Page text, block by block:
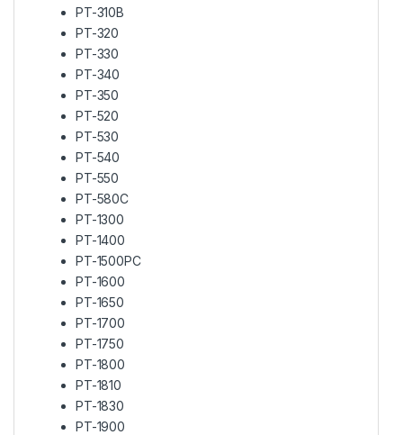
PT-310B
PT-320
PT-330
PT-340
PT-350
PT-520
PT-530
PT-540
PT-550
PT-580C
PT-1300
PT-1400
PT-1500PC
PT-1600
PT-1650
PT-1700
PT-1750
PT-1800
PT-1810
PT-1830
PT-1900